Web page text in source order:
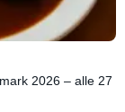
2026 – alle 27